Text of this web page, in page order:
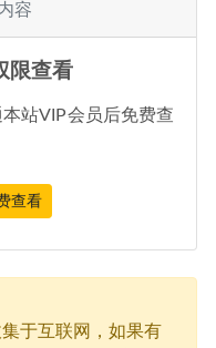
容
限查看
站VIP会员后免费查
查看
于互联网，如果有